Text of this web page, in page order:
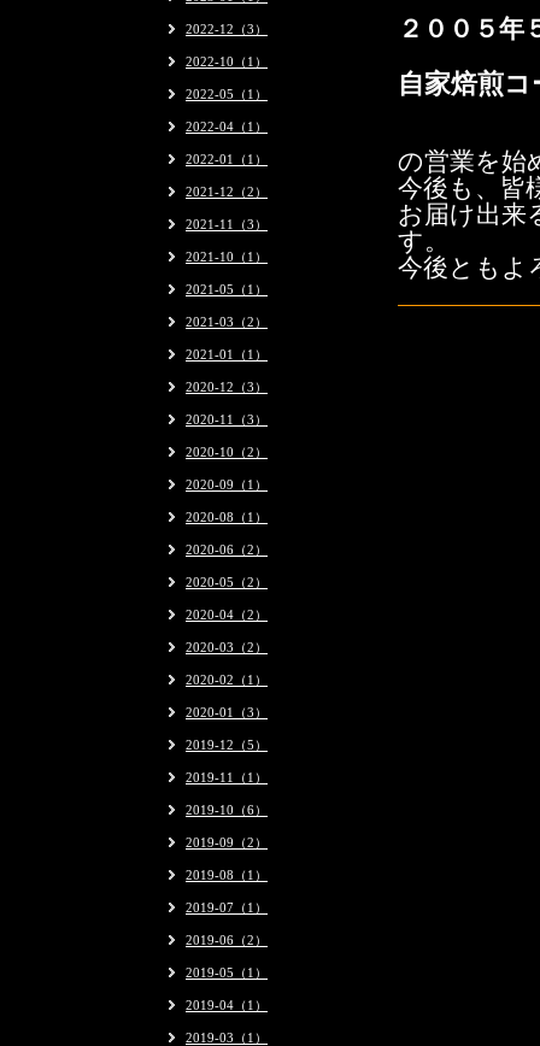
２００５年
自家焙煎
の営業を始
今後も、皆
お届け出来
す。
今後ともよ
2022-12（3）
2022-10（1）
2022-05（1）
2022-04（1）
2022-01（1）
2021-12（2）
2021-11（3）
2021-10（1）
2021-05（1）
2021-03（2）
2021-01（1）
2020-12（3）
2020-11（3）
2020-10（2）
2020-09（1）
2020-08（1）
2020-06（2）
2020-05（2）
2020-04（2）
2020-03（2）
2020-02（1）
2020-01（3）
2019-12（5）
2019-11（1）
2019-10（6）
2019-09（2）
2019-08（1）
2019-07（1）
2019-06（2）
2019-05（1）
2019-04（1）
2019-03（1）